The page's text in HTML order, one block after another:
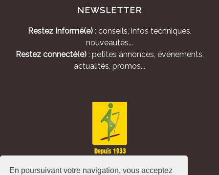
En poursuivant votre navigation, vous acceptez
NEWSLETTER
Restez Informé(e): conseils, infos techniques,
nouveautés...
Restez connecté(e): petites annonces, événements,
actualités, promos...